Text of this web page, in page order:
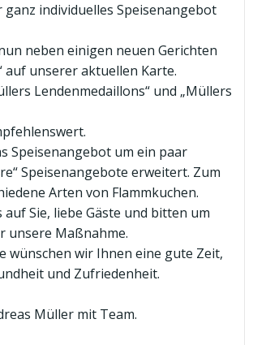
ganz individuelles Speisenangebot
neben einigen neuen Gerichten
auf unserer aktuellen Karte.
Lendenmedaillons“ und „Müllers
Speisenangebot um ein paar
Speisenangebote erweitert. Zum
Arten von Flammkuchen.
Sie, liebe Gäste und bitten um
unsere Maßnahme.
wünschen wir Ihnen eine gute Zeit,
und Zufriedenheit.
Müller mit Team.